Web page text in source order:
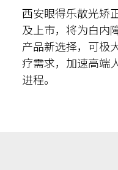
西安眼得乐散光矫
及上市，将为白内
产品新选择，可极
疗需求，加速高端
进程。